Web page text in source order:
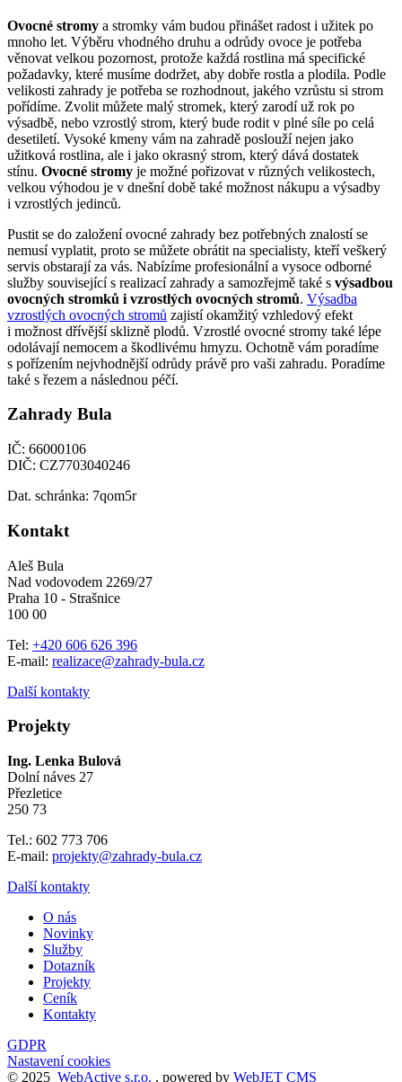
Ovocné stromy a stromky vám budou přinášet radost i užitek po
mnoho let. Výběru vhodného druhu a odrůdy ovoce je potřeba
věnovat velkou pozornost, protože každá rostlina má specifické
požadavky, které musíme dodržet, aby dobře rostla a plodila. Podle
velikosti zahrady je potřeba se rozhodnout, jakého vzrůstu si strom
pořídíme. Zvolit můžete malý stromek, který zarodí už rok po
výsadbě, nebo vzrostlý strom, který bude rodit v plné síle po celá
desetiletí. Vysoké kmeny vám na zahradě poslouží nejen jako
užitková rostlina, ale i jako okrasný strom, který dává dostatek
stínu. Ovocné stromy je možné pořizovat v různých velikostech,
velkou výhodou je v dnešní době také možnost nákupu a výsadby
i vzrostlých jedinců.
Pustit se do založení ovocné zahrady bez potřebných znalostí se
nemusí vyplatit, proto se můžete obrátit na specialisty, kteří veškerý
servis obstarají za vás. Nabízíme profesionální a vysoce odborné
služby související s realizací zahrady a samozřejmě také s výsadbou
ovocných stromků i vzrostlých ovocných stromů. Výsadba
vzrostlých ovocných stromů zajistí okamžitý vzhledový efekt
i možnost dřívější sklizně plodů. Vzrostlé ovocné stromy také lépe
odolávají nemocem a škodlivému hmyzu. Ochotně vám poradíme
s pořízením nejvhodnější odrůdy právě pro vaši zahradu. Poradíme
také s řezem a následnou péčí.
Zahrady Bula
IČ: 66000106
DIČ: CZ7703040246
Dat. schránka: 7qom5r
Kontakt
Aleš Bula
Nad vodovodem 2269/27
Praha 10 - Strašnice
100 00
Tel: +420 606 626 396
E-mail: realizace@zahrady-bula.cz
Další kontakty
Projekty
Ing. Lenka Bulová
Dolní náves 27
Přezletice
250 73
Tel.: 602 773 706
E-mail: projekty@zahrady-bula.cz
Další kontakty
O nás
Novinky
Služby
Dotazník
Projekty
Ceník
Kontakty
GDPR
Nastavení cookies
© 2025 WebActive s.r.o. , powered by WebJET CMS